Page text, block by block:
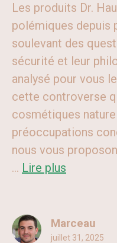
Les produits Dr.
polémiques depuis
soulevant des
sécurité et leur
analysé pour vous
cette controverse
cosmétiques
préoccupations
nous vous
... Lire plus
Marceau
juillet 31, 2025